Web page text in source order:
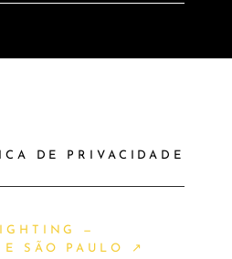
DE PRIVACIDADE
—
E SÃO PAULO ↗